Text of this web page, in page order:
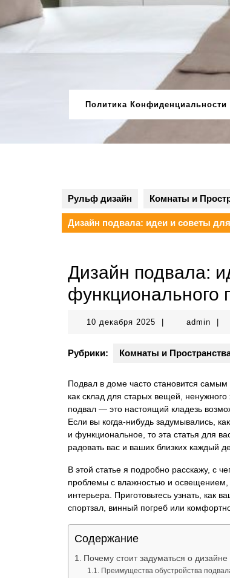
содержимому
Политика Конфиденциальности
Рульф дизайн Комнаты и
Дизайн подвала: идеи и советы
Дизайн подвала:
функционального
10 декабря 2025 10
adminadmin
Рубрики: Комнаты и
Подвал в доме часто становится
как склад для старых вещей,
подвал — это настоящий кладезь
Если вы когда-нибудь задумывались,
и функциональное, то эта статья для
радовать вас и ваших близких каждый
В этой статье я подробно расскажу, с
проблемы с влажностью и освещением,
интерьера. Приготовьтесь узнать, как
спортзал, винный погреб или
Содержание
Почему стоит задуматься о
Преимущества обустройства